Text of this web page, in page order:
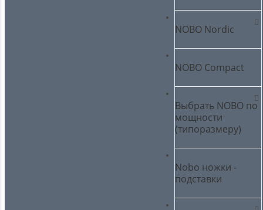
NOBO Nordic
NOBO Compact
Выбрать NOBO по
мощности
(типоразмеру)
Nobo ножки -
подставки